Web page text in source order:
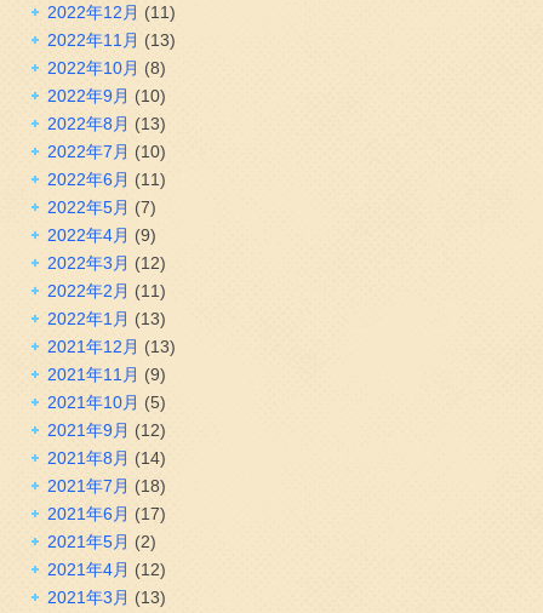
2022年12月 (11)
2022年11月 (13)
2022年10月 (8)
2022年9月 (10)
2022年8月 (13)
2022年7月 (10)
2022年6月 (11)
2022年5月 (7)
2022年4月 (9)
2022年3月 (12)
2022年2月 (11)
2022年1月 (13)
2021年12月 (13)
2021年11月 (9)
2021年10月 (5)
2021年9月 (12)
2021年8月 (14)
2021年7月 (18)
2021年6月 (17)
2021年5月 (2)
2021年4月 (12)
2021年3月 (13)